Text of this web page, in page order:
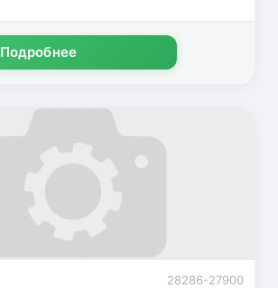
Подробнее
28286-27900